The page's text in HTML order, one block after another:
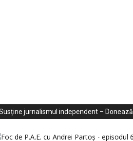
jurnalismul independent – Donează